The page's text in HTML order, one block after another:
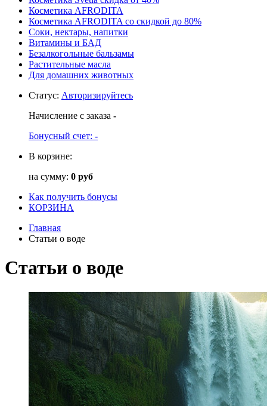
Косметика AFRODITA
Косметика AFRODITA со скидкой до 80%
Соки, нектары, напитки
Витамины и БАД
Безалкогольные бальзамы
Растительные масла
Для домашних животных
Статус: Авторизируйтесь
Начисление с заказа -
Бонусный счет: -
В корзине:
на сумму: 0 руб
Как получить бонусы
КОРЗИНА
Главная
Статьи о воде
Статьи о воде